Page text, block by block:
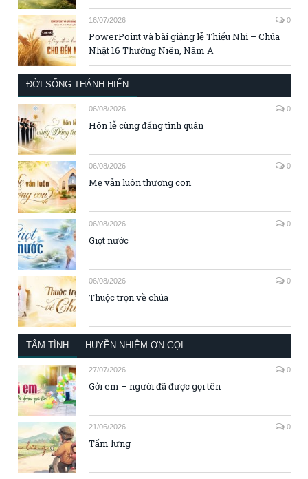
16/07/2026 0
PowerPoint và bài giảng lễ Thiếu Nhi – Chúa
Nhật 16 Thường Niên, Năm A
ĐỜI SỐNG THÁNH HIẾN
06/08/2026 0
Hôn lễ cùng đấng tình quân
06/08/2026 0
Mẹ vẫn luôn thương con
06/08/2026 0
Giọt nước
06/08/2026 0
Thuộc trọn về chúa
TÂM TÌNH HUYỀN NHIỆM ƠN GỌI
27/07/2026 0
Gởi em – người đã được gọi tên
21/06/2026 0
Tấm lưng